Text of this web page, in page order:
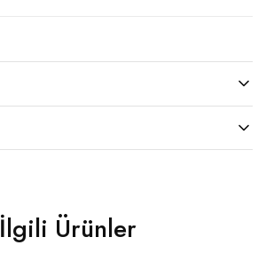
İlgili Ürünler